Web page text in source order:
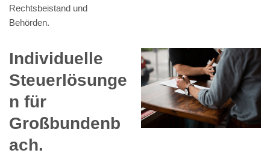
Rechtsbeistand und
Behörden.
Individuelle
Steuerlösunge
n für
Großbundenb
ach.